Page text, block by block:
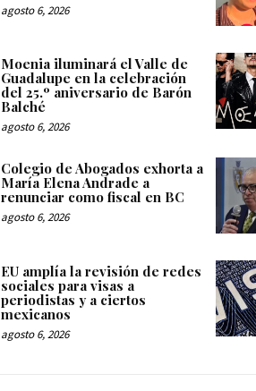
agosto 6, 2026
Moenia iluminará el Valle de
Guadalupe en la celebración
del 25.º aniversario de Barón
Balché
agosto 6, 2026
Colegio de Abogados exhorta a
María Elena Andrade a
renunciar como fiscal en BC
agosto 6, 2026
EU amplía la revisión de redes
sociales para visas a
periodistas y a ciertos
mexicanos
agosto 6, 2026